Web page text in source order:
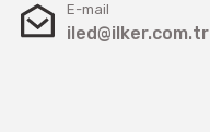
E-mail
iled@ilker.com.tr